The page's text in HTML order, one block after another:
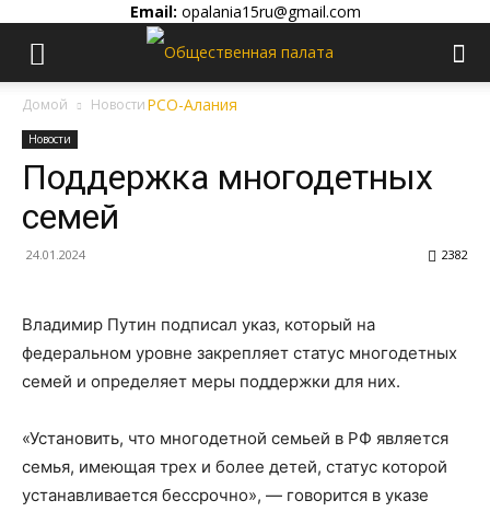
Email: opalania15ru@gmail.com
Домой Новости
Новости
Поддержка многодетных
семей
24.01.2024 2382
Владимир Путин подписал указ, который на
федеральном уровне закрепляет статус многодетных
семей и определяет меры поддержки для них.
«Установить, что многодетной семьей в РФ является
семья, имеющая трех и более детей, статус которой
устанавливается бессрочно», — говорится в указе